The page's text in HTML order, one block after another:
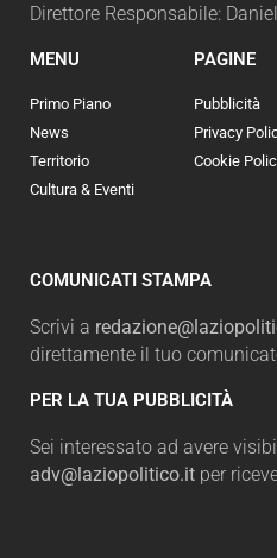
Direttore Responsabile:
MENU
Primo Piano
News
Territorio
Cultura & Eventi
PAGINE
Pubblicità
Privacy
Cookie
COMUNICATI STAMPA
Scrivi a
direttamente il tuo
PER LA TUA PUBBLICITÀ
Sei interessato ad avere
adv@laziopolitico.it per